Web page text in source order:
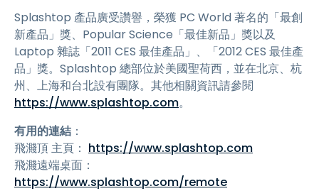
Splashtop 產品廣受讚譽，榮獲 PC World 著名的「最創
新產品」獎、Popular Science「最佳新品」獎以及
Laptop 雜誌「2011 CES 最佳產品」、「2012 CES 最佳產
品」獎。Splashtop 總部位於美國聖荷西，並在北京、杭
州、上海和台北設有團隊。其他相關資訊請參閱
https://www.splashtop.com。
有用的連結 ：
飛濺頂 主頁： https://www.splashtop.com
飛濺遠端桌面：
https://www.splashtop.com/remote